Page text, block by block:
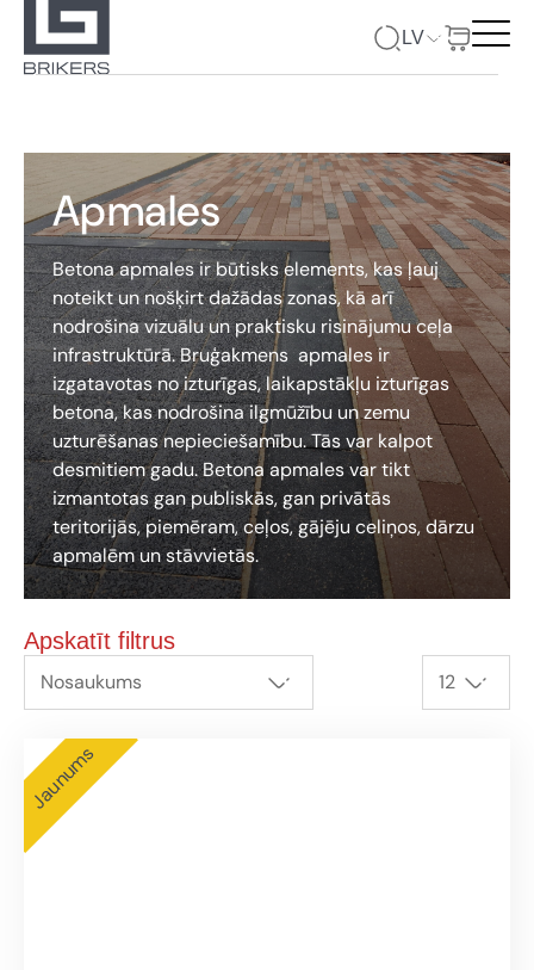
LV
Apmales
Betona apmales ir būtisks elements, kas ļauj
noteikt un nošķirt dažādas zonas, kā arī
nodrošina vizuālu un praktisku risinājumu ceļa
infrastruktūrā. Bruģakmens apmales ir
izgatavotas no izturīgas, laikapstākļu izturīgas
betona, kas nodrošina ilgmūžību un zemu
uzturēšanas nepieciešamību. Tās var kalpot
desmitiem gadu. Betona apmales var tikt
izmantotas gan publiskās, gan privātās
teritorijās, piemēram, ceļos, gājēju celiņos, dārzu
apmalēm un stāvvietās.
Apskatīt filtrus
Nosaukums 12
Jaunums